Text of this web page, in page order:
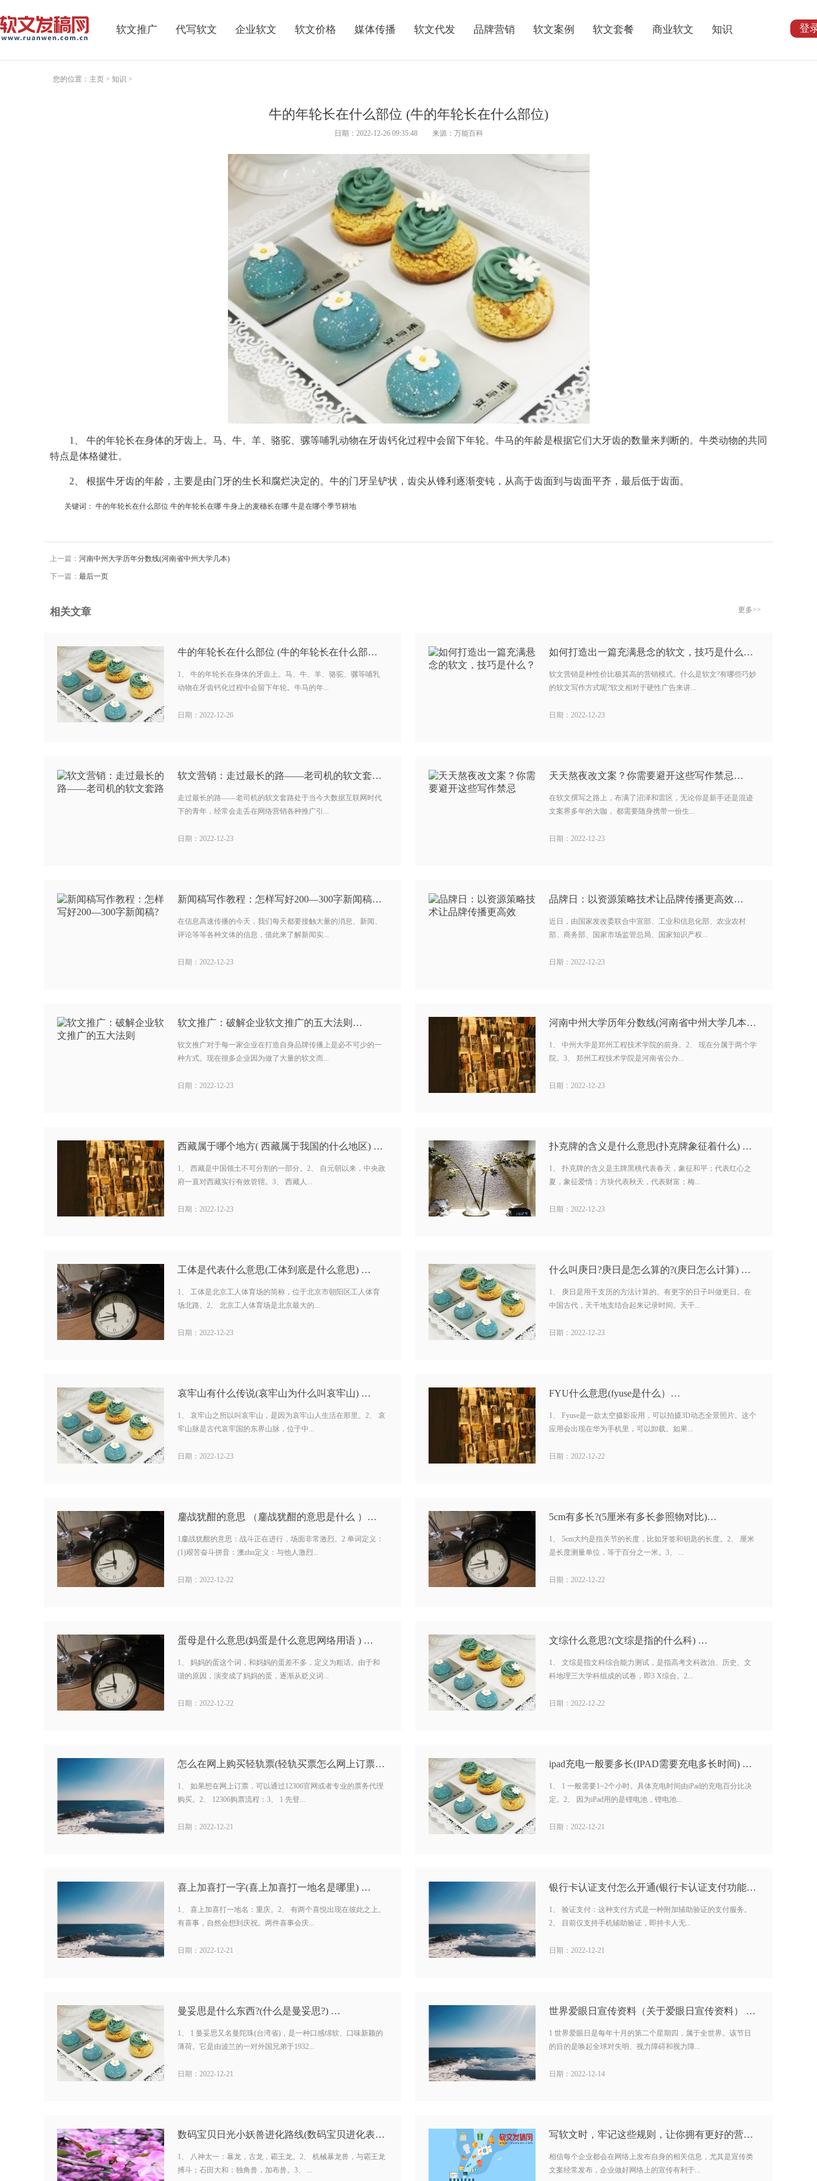
软文推广 代写软文 企业软文 软文价格 媒体传播 软文代发 品牌营销 软文案例 软文套餐 商业软文 知识 登
您的位置： 主页 > 知识 >
牛的年轮长在什么部位 (牛的年轮长在什么部位)
日期：2022-12-26 09:35:48 来源：万能百科
1、 牛的年轮长在身体的牙齿上。马、牛、羊、骆驼、骡等哺乳动物在牙齿钙化过程中会留下年轮。牛马的年龄是根据它们大牙齿的数量来判断的。牛类动物的共同
特点是体格健壮。
2、 根据牛牙齿的年龄，主要是由门牙的生长和腐烂决定的。牛的门牙呈铲状，齿尖从锋利逐渐变钝，从高于齿面到与齿面平齐，最后低于齿面。
关键词： 牛的年轮长在什么部位 牛的年轮长在哪 牛身上的麦穗长在哪 牛是在哪个季节耕地
上一篇： 河南中州大学历年分数线(河南省中州大学几本)
下一篇： 最后一页
更多>>
相关文章
牛的年轮长在什么部位 (牛的年轮长在什么部位) …
1、 牛的年轮长在身体的牙齿上。马、牛、羊、骆驼、骡等哺乳
动物在牙齿钙化过程中会留下年轮。牛马的年...
日期：2022-12-26
如何打造出一篇充满悬念的软文，技巧是什么？…
软文营销是种性价比极其高的营销模式。什么是软文?有哪些巧妙
的软文写作方式呢?软文相对于硬性广告来讲...
日期：2022-12-23
软文营销：走过最长的路——老司机的软文套路…
走过最长的路——老司机的软文套路处于当今大数据互联网时代
下的青年，经常会走丢在网络营销各种推广引...
日期：2022-12-23
天天熬夜改文案？你需要避开这些写作禁忌…
在软文撰写之路上，布满了沼泽和雷区，无论你是新手还是混迹
文案界多年的大咖， 都需要随身携带一份生...
日期：2022-12-23
新闻稿写作教程：怎样写好200—300字新闻稿?…
在信息高速传播的今天，我们每天都要接触大量的消息、新闻、
评论等等各种文体的信息，借此来了解新闻实...
日期：2022-12-23
品牌日：以资源策略技术让品牌传播更高效…
近日，由国家发改委联合中宣部、工业和信息化部、农业农村
部、商务部、国家市场监管总局、国家知识产权...
日期：2022-12-23
软文推广：破解企业软文推广的五大法则…
软文推广对于每一家企业在打造自身品牌传播上是必不可少的一
种方式。现在很多企业因为做了大量的软文而...
日期：2022-12-23
河南中州大学历年分数线(河南省中州大学几本) …
1、 中州大学是郑州工程技术学院的前身。2、 现在分属于两个学
院。3、 郑州工程技术学院是河南省公办...
日期：2022-12-23
西藏属于哪个地方( 西藏属于我国的什么地区) …
1、 西藏是中国领土不可分割的一部分。2、 自元朝以来，中央政
府一直对西藏实行有效管辖。3、 西藏人...
日期：2022-12-23
扑克牌的含义是什么意思(扑克牌象征着什么) …
1、 扑克牌的含义是主牌黑桃代表春天，象征和平；代表红心之
夏，象征爱情；方块代表秋天，代表财富；梅...
日期：2022-12-23
工体是代表什么意思(工体到底是什么意思) …
1、 工体是北京工人体育场的简称，位于北京市朝阳区工人体育
场北路。2、 北京工人体育场是北京最大的...
日期：2022-12-23
什么叫庚日?庚日是怎么算的?(庚日怎么计算) …
1、 庚日是用干支历的方法计算的。有更字的日子叫做更日。在
中国古代，天干地支结合起来记录时间。天干...
日期：2022-12-23
哀牢山有什么传说(哀牢山为什么叫哀牢山) …
1、 哀牢山之所以叫哀牢山，是因为哀牢山人生活在那里。2、 哀
牢山脉是古代哀牢国的东界山脉，位于中...
日期：2022-12-23
FYU什么意思(fyuse是什么）…
1、 Fyuse是一款太空摄影应用，可以拍摄3D动态全景照片。这个
应用会出现在华为手机里，可以卸载。如果...
日期：2022-12-22
鏖战犹酣的意思 （鏖战犹酣的意思是什么 ）…
1鏖战犹酣的意思：战斗正在进行，场面非常激烈。2 单词定义：
(1)艰苦奋斗拼音：澳zhn定义：与他人激烈...
日期：2022-12-22
5cm有多长?(5厘米有多长参照物对比)…
1、 5cm大约是指关节的长度，比如牙签和钥匙的长度。2、 厘米
是长度测量单位，等于百分之一米。3、 ...
日期：2022-12-22
蛋母是什么意思(妈蛋是什么意思网络用语 ) …
1、 妈妈的蛋这个词，和妈妈的蛋差不多，定义为粗话。由于和
谐的原因，演变成了妈妈的蛋，逐渐从贬义词...
日期：2022-12-22
文综什么意思?(文综是指的什么科) …
1、 文综是指文科综合能力测试，是指高考文科政治、历史、文
科地理三大学科组成的试卷，即3 X综合。2...
日期：2022-12-22
怎么在网上购买轻轨票(轻轨买票怎么网上订票) …
1、 如果想在网上订票，可以通过12306官网或者专业的票务代理
购买。2、 12306购票流程：3、 1 先登...
日期：2022-12-21
ipad充电一般要多长(IPAD需要充电多长时间) …
1、 1 一般需要1~2个小时。具体充电时间由iPad的充电百分比决
定。2、 因为iPad用的是锂电池，锂电池...
日期：2022-12-21
喜上加喜打一字(喜上加喜打一地名是哪里) …
1、 喜上加喜打一地名：重庆。2、 有两个喜悦出现在彼此之上。
有喜事，自然会想到庆祝。两件喜事会庆...
日期：2022-12-21
银行卡认证支付怎么开通(银行卡认证支付功能开通) …
1、 验证支付：这种支付方式是一种附加辅助验证的支付服务。
2、 目前仅支持手机辅助验证，即持卡人无...
日期：2022-12-21
曼妥思是什么东西?(什么是曼妥思?) …
1、 1 曼妥思又名曼陀珠(台湾省)，是一种口感绵软、口味新颖的
薄荷。它是由波兰的一对外国兄弟于1932...
日期：2022-12-21
世界爱眼日宣传资料（关于爱眼日宣传资料） …
1 世界爱眼日是每年十月的第二个星期四，属于全世界。该节日
的目的是唤起全球对失明、视力障碍和视力障...
日期：2022-12-14
数码宝贝日光小妖兽进化路线(数码宝贝进化表日光) …
1、 八神太一：暴龙，古龙，霸王龙。2、 机械暴龙兽，与霸王龙
搏斗；石田大和：独角兽，加布兽。3、 ...
写软文时，牢记这些规则，让你拥有更好的营销效果…
相信每个企业都会在网络上发布自身的相关信息，尤其是宣传类
文案经常发布，企业做好网络上的宣传有利于...